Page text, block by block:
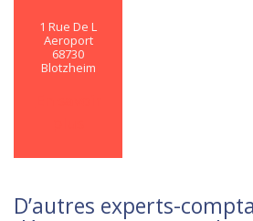
1 Rue De L
Aeroport
68730
Blotzheim
D’autres experts-